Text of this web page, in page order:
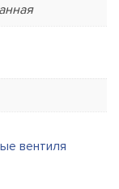
вентиля